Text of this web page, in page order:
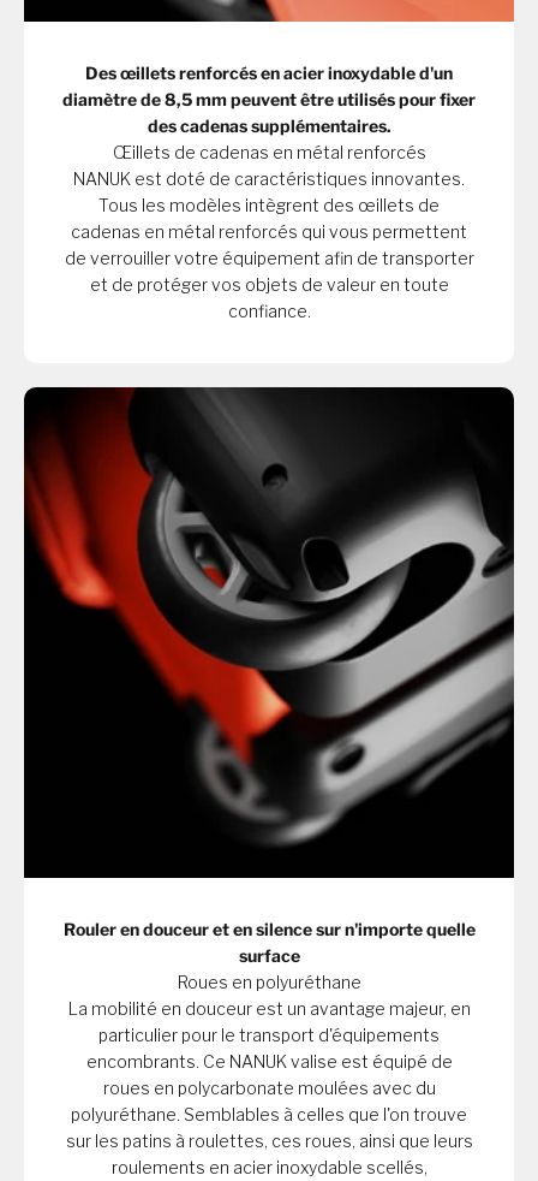
Des œillets renforcés en acier inoxydable d'un
diamètre de 8,5 mm peuvent être utilisés pour fixer
des cadenas supplémentaires.
Œillets de cadenas en métal renforcés
NANUK est doté de caractéristiques innovantes.
Tous les modèles intègrent des œillets de
cadenas en métal renforcés qui vous permettent
de verrouiller votre équipement afin de transporter
et de protéger vos objets de valeur en toute
confiance.
Rouler en douceur et en silence sur n'importe quelle
surface
Roues en polyuréthane
La mobilité en douceur est un avantage majeur, en
particulier pour le transport d'équipements
encombrants. Ce NANUK valise est équipé de
roues en polycarbonate moulées avec du
polyuréthane. Semblables à celles que l'on trouve
sur les patins à roulettes, ces roues, ainsi que leurs
roulements en acier inoxydable scellés,